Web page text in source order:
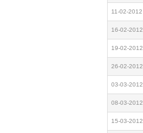
11-02-2012
16-02-2012
19-02-2012
26-02-2012
03-03-2012
08-03-2012
15-03-2012